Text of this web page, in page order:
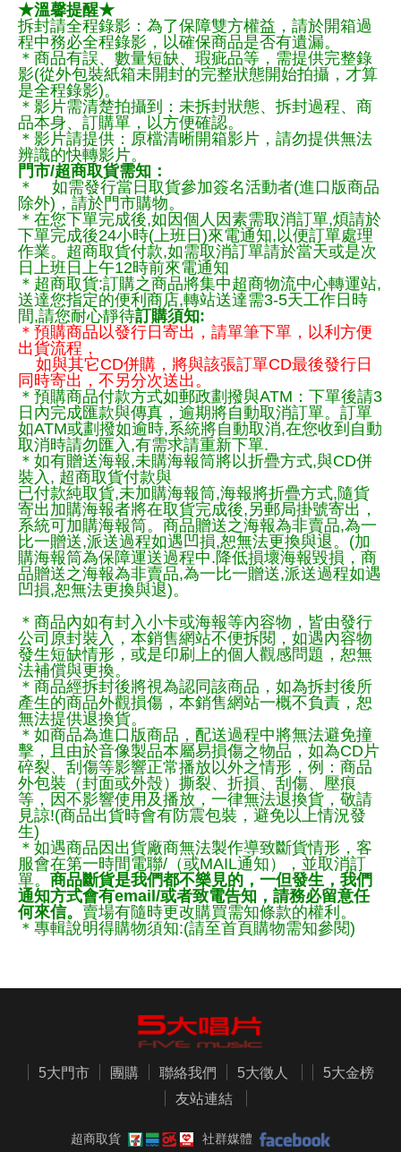
★溫馨提醒★
拆封請全程錄影：為了保障雙方權益，請於開箱過
程中務必全程錄影，以確保商品是否有遺漏。
＊商品有誤、數量短缺、瑕疵品等，需提供完整錄
影(從外包裝紙箱未開封的完整狀態開始拍攝，才算
是全程錄影)。
＊影片需清楚拍攝到：未拆封狀態、拆封過程、商
品本身、訂購單，以方便確認。
＊影片請提供：原檔清晰開箱影片，請勿提供無法
辨識的快轉影片。
門市/超商取貨需知：
＊ 如需發行當日取貨參加簽名活動者(進口版商品
除外)，請於門市購物。
＊在您下單完成後,如因個人因素需取消訂單,煩請於
下單完成後24小時(上班日)來電通知,以便訂單處理
作業。超商取貨付款,如需取消訂單請於當天或是次
日上班日上午12時前來電通知
＊超商取貨:訂購之商品將集中超商物流中心轉運站,
送達您指定的便利商店,轉站送達需3-5天工作日時
間,請您耐心靜待訂購須知:
＊預購商品以發行日寄出，請單筆下單，以利方便
出貨流程，
如與其它CD併購，將與該張訂單CD最後發行日
同時寄出，不另分次送出。
＊預購商品付款方式如郵政劃撥與ATM：下單後請3
日內完成匯款與傳真，逾期將自動取消訂單。訂單
如ATM或劃撥如逾時,系統將自動取消,在您收到自動
取消時請勿匯入,有需求請重新下單.
＊如有贈送海報,未購海報筒將以折疊方式,與CD併
裝入, 超商取貨付款與
已付款純取貨,未加購海報筒,海報將折疊方式,隨貨
寄出加購海報者將在取貨完成後,另郵局掛號寄出，
系統可加購海報筒。商品贈送之海報為非賣品,為一
比一贈送,派送過程如遇凹損,恕無法更換與退。(加
購海報筒為保障運送過程中.降低損壞海報毀損，商
品贈送之海報為非賣品,為一比一贈送,派送過程如遇
凹損,恕無法更換與退)。
＊商品內如有封入小卡或海報等內容物，皆由發行
公司原封裝入，本銷售網站不便拆閱，如遇內容物
發生短缺情形，或是印刷上的個人觀感問題，恕無
法補償與更換。
＊商品經拆封後將視為認同該商品，如為拆封後所
產生的商品外觀損傷，本銷售網站一概不負責，恕
無法提供退換貨。
＊如商品為進口版商品，配送過程中將無法避免撞
擊，且由於音像製品本屬易損傷之物品，如為CD片
碎裂、刮傷等影響正常播放以外之情形，例：商品
外包裝（封面或外殼）撕裂、折損、刮傷、壓痕
等，因不影響使用及播放，一律無法退換貨，敬請
見諒!(商品出貨時會有防震包裝，避免以上情況發
生)
＊如遇商品因出貨廠商無法製作導致斷貨情形，客
服會在第一時間電聯/（或MAIL通知），並取消訂
單。 商品斷貨是我們都不樂見的，一但發生，我們
通知方式會有email/或者致電告知，請務必留意任
何來信。 賣場有隨時更改購買需知條款的權利。
＊專輯說明得購物須知:(請至首頁購物需知參閱)
5大門市 團購 聯絡我們 5大徵人
5大金榜
友站連結
超商取貨 社群媒體